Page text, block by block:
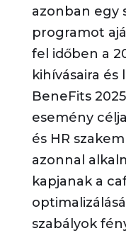
azonban egy
programot
fel időben a
kihívásaira és
BeneFits
esemény
és HR
azonnal
kapjanak a
szabályok